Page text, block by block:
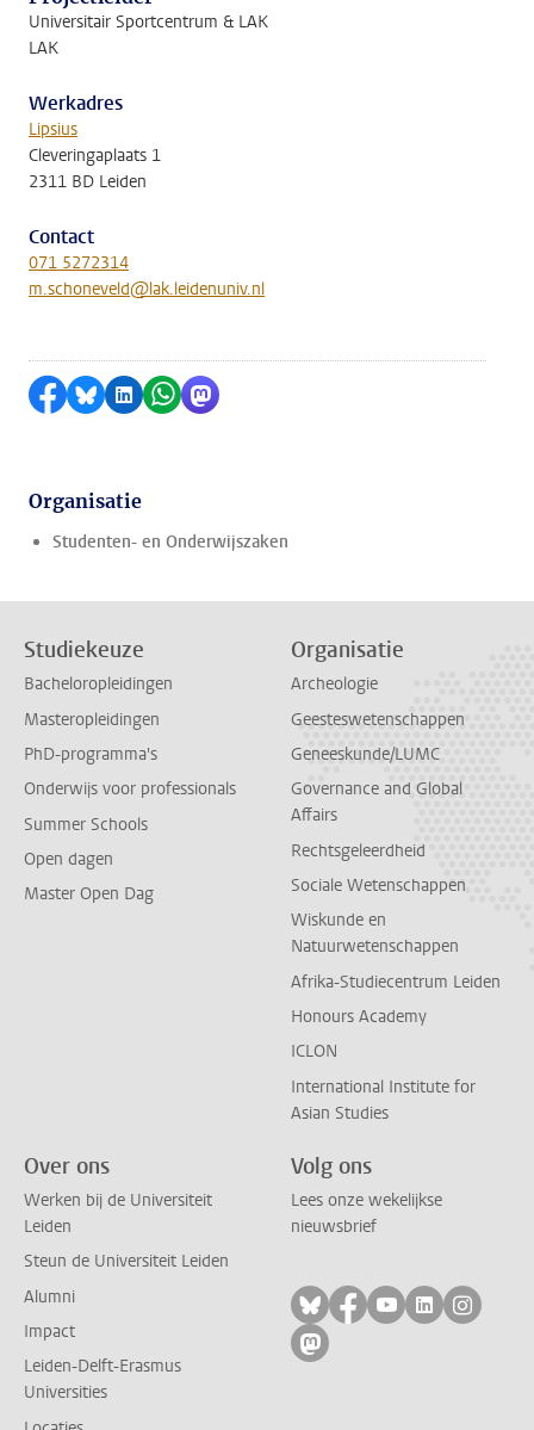
Universitair Sportcentrum & LAK
LAK
Werkadres
Lipsius
Cleveringaplaats 1
2311 BD Leiden
Contact
071 5272314
m.schoneveld@lak.leidenuniv.nl
Delen op Facebook
Delen via Bluesky
Delen op LinkedIn
Delen via WhatsApp
Delen via Mastodon
Organisatie
Studenten- en Onderwijszaken
Studiekeuze
Bacheloropleidingen
Masteropleidingen
PhD-programma's
Onderwijs voor professionals
Summer Schools
Open dagen
Master Open Dag
Organisatie
Archeologie
Geesteswetenschappen
Geneeskunde/LUMC
Governance and Global
Affairs
Rechtsgeleerdheid
Sociale Wetenschappen
Wiskunde en
Natuurwetenschappen
Afrika-Studiecentrum Leiden
Honours Academy
ICLON
International Institute for
Asian Studies
Over ons
Werken bij de Universiteit
Leiden
Steun de Universiteit Leiden
Alumni
Impact
Leiden-Delft-Erasmus
Universities
Volg ons
Lees onze wekelijkse
nieuwsbrief
Volg ons op bluesky
Volg ons op
Volg ons op
Volg ons
Volg
Volg ons op mastodon